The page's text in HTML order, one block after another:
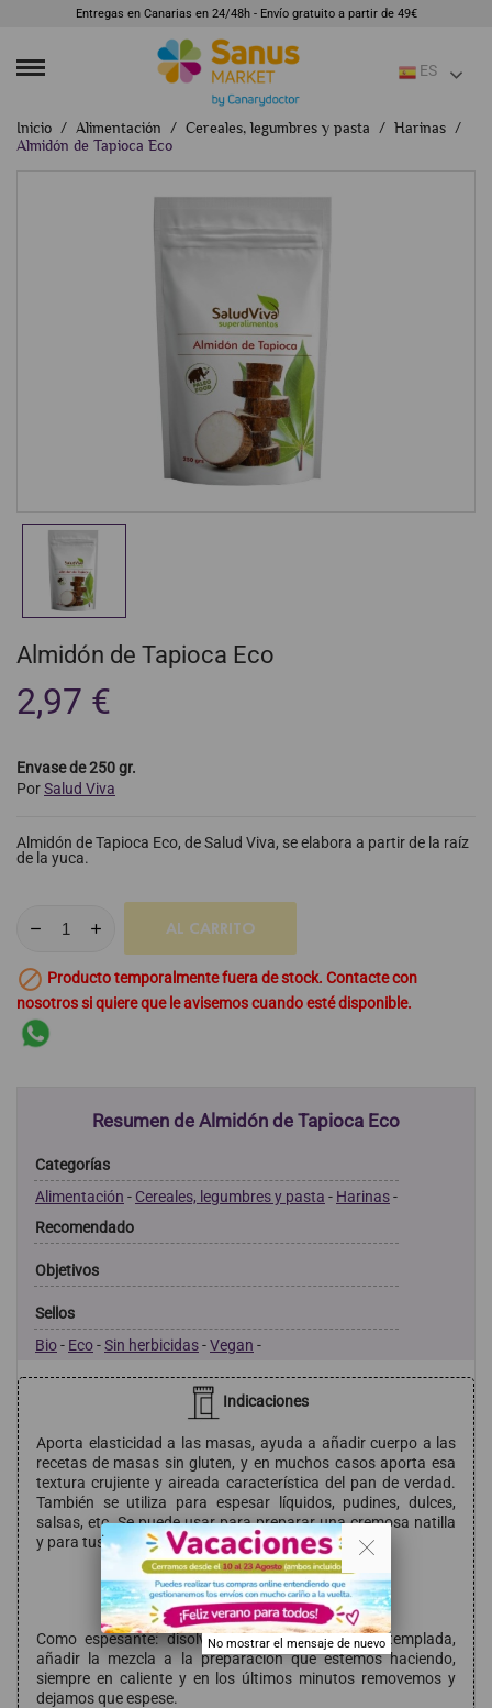
Entregas en Canarias en 24/48h - Envío gratuito a partir de 49€
ES
Inicio Alimentación Cereales, legumbres y pasta
Harinas
Almidón de Tapioca Eco
Almidón de Tapioca Eco
2,97 €
Envase de 250 gr.
PorSalud Viva
Almidón de Tapioca Eco, de Salud Viva, se elabora a partir de la raíz
de la yuca.
AL CARRITO
 Producto temporalmente fuera de stock. Contacte con
nosotros si quiere que le avisemos cuando esté disponible.
Resumen de Almidón de Tapioca Eco
Categorías
Alimentación - Cereales, legumbres y pasta - Harinas-
Recomendado
Objetivos
Sellos
Bio- Eco-Sin herbicidas-Vegan -
Indicaciones
Aporta elasticidad a las masas, ayuda a añadir cuerpo a las
recetas de masas sin gluten, y en muchos casos aporta esa
textura crujiente y aireada característica del pan de verdad.
También se utiliza para espesar líquidos, pudines, dulces,
salsas, etc. Se puede usar para preparar una cremosa natilla
y para tus helados sin lácteos.
Modo de empleo
Como espesante: disolver en un poco de agua templada,
añadir la mezcla a la preparación que estemos haciendo,
siempre en caliente y en los últimos minutos removemos y
dejamos que espese.
. .
No mostrar el mensaje de nuevo